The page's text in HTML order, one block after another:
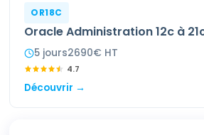
OR18C
Oracle Administration 12c à
5jours2690€ HT
4.7
Découvrir →